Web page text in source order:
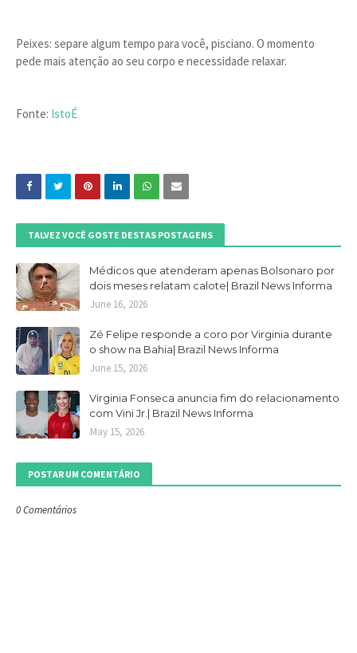
Peixes: separe algum tempo para você, pisciano. O momento
pede mais atenção ao seu corpo e necessidade relaxar.
Fonte: IstoÉ
TALVEZ VOCÊ GOSTE DESTAS POSTAGENS
Médicos que atenderam apenas Bolsonaro por
dois meses relatam calote| Brazil News Informa
June 16, 2026
Zé Felipe responde a coro por Virginia durante
o show na Bahia| Brazil News Informa
June 15, 2026
Virginia Fonseca anuncia fim do relacionamento
com Vini Jr.| Brazil News Informa
May 15, 2026
POSTAR UM COMENTÁRIO
0 Comentários